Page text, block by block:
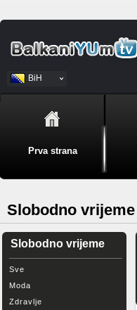
BiH
Srpski
Prva strana
Slobodno vrijeme
Slobodno vrijeme
Sve
Moda
Zdravlje